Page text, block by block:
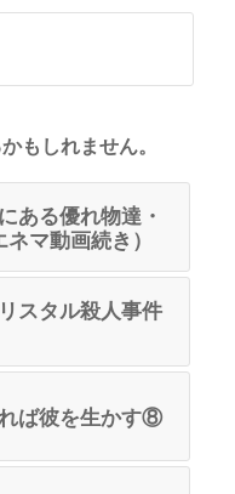
もしれません。
ある優れ物達・
マ動画続き）
スタル殺人事件
ば彼を生かす⑧